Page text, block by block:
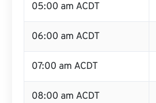
05:00 am ACDT
06:00 am ACDT
07:00 am ACDT
08:00 am ACDT